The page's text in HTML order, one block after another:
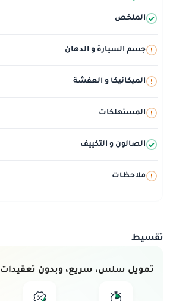
الملخص
جسم السيارة و الدهان
الميكانيكا و العفشة
المستهلكات
الصالون و التكييف
ملاحظات
تقسيط
تمويل سلس، سريع، وبدون تعقيدات!